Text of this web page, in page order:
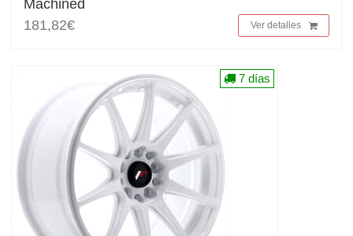
Machined
181,82€
Ver detalles
7 días